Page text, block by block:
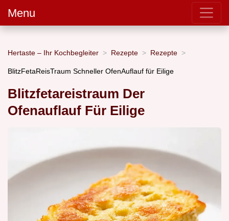
Menu
Hertaste – Ihr Kochbegleiter Rezepte Rezepte
BlitzFetaReisTraum Schneller OfenAuflauf für Eilige
Blitzfetareistraum Der
Ofenauflauf Für Eilige